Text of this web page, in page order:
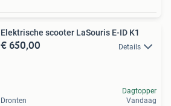
Elektrische scooter LaSouris E-ID K1
€ 650,00 Details
Dronten
Dagtopper
Vandaag